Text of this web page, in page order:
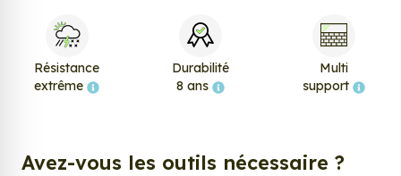
Résistance
extrême
Durabilité
8 ans
Multi
support
Avez-vous les outils nécessaire ?